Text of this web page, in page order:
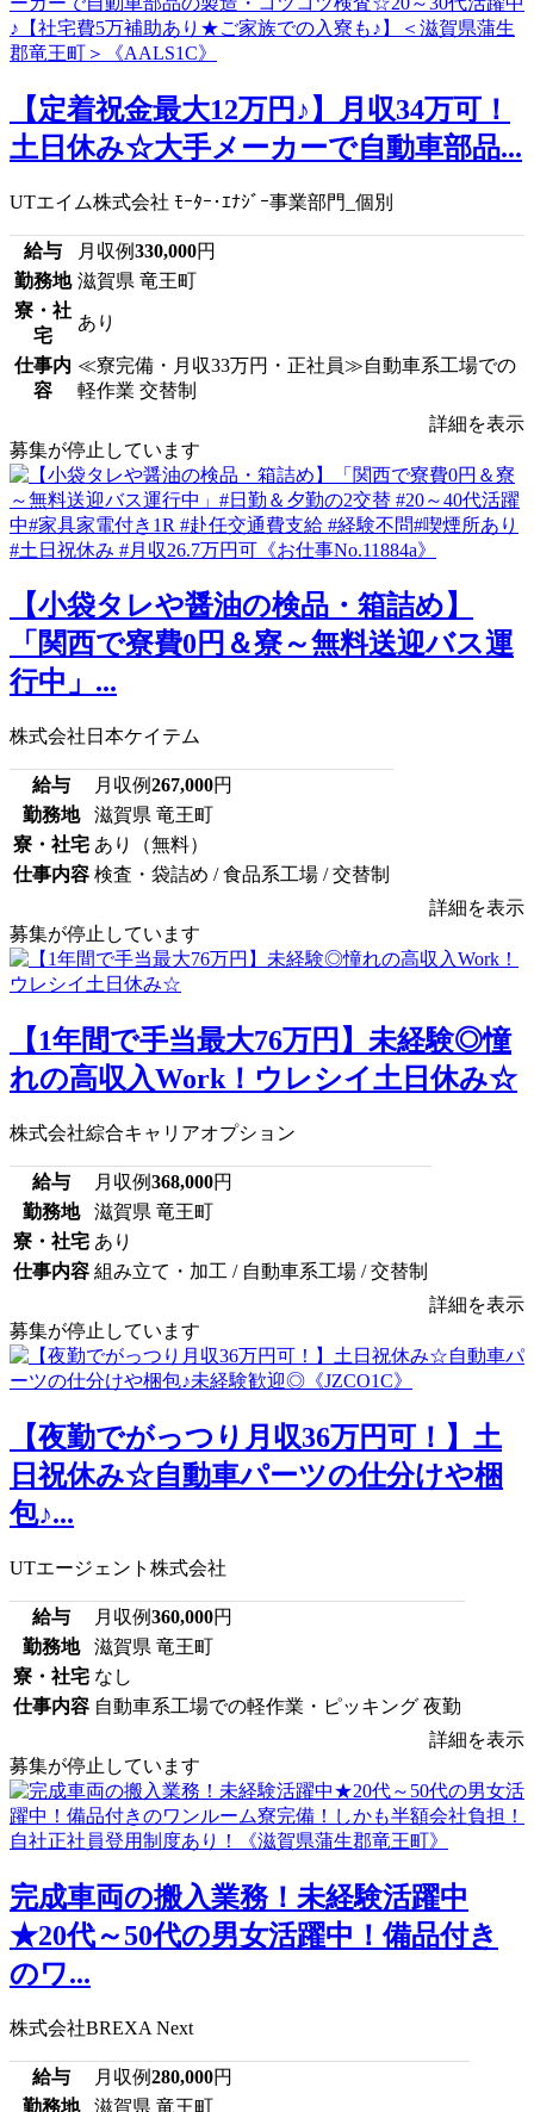
【定着祝金最大12万円♪】月収34万可！
土日休み☆大手メーカーで自動車部品...
UTエイム株式会社 ﾓｰﾀｰ･ｴﾅｼﾞｰ事業部門_個別
給与 月収例330,000円
勤務地 滋賀県 竜王町
寮・社
宅
あり
仕事内
容
≪寮完備・月収33万円・正社員≫自動車系工場での
軽作業 交替制
詳細を表示
募集が停止しています
【小袋タレや醤油の検品・箱詰め】
「関西で寮費0円＆寮～無料送迎バス運
行中」...
株式会社日本ケイテム
給与 月収例267,000円
勤務地
滋賀県 竜王町
寮・社宅 あり（無料）
仕事内容 検査・袋詰め / 食品系工場 / 交替制
詳細を表示
募集が停止しています
【1年間で手当最大76万円】未経験◎憧
れの高収入Work！ウレシイ土日休み☆
株式会社綜合キャリアオプション
給与 月収例368,000円
勤務地
滋賀県 竜王町
寮・社宅 あり
仕事内容 組み立て・加工 / 自動車系工場 / 交替制
詳細を表示
募集が停止しています
【夜勤でがっつり月収36万円可！】土
日祝休み☆自動車パーツの仕分けや梱
包♪...
UTエージェント株式会社
給与 月収例360,000円
勤務地
滋賀県 竜王町
寮・社宅 なし
仕事内容 自動車系工場での軽作業・ピッキング 夜勤
詳細を表示
募集が停止しています
完成車両の搬入業務！未経験活躍中
★20代～50代の男女活躍中！備品付き
のワ...
株式会社BREXA Next
給与 月収例280,000円
勤務地
滋賀県 竜王町